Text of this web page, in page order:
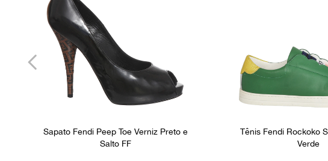
Sapato Fendi Peep Toe Verniz Preto e
Salto FF
Tênis Fendi Rockoko
Verde